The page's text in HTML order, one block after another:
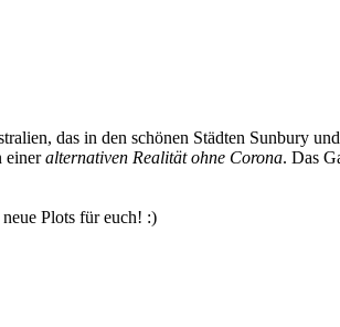
das in den schönen Städten Sunbury
eineralternativen Realität ohne Corona. Das
Plots für euch! :)